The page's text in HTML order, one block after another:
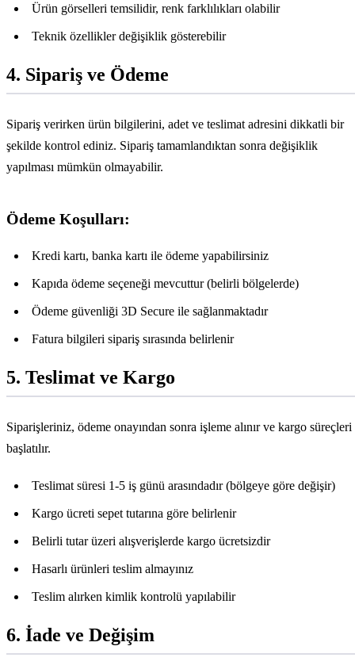
Ürün görselleri temsilidir, renk farklılıkları olabilir
Teknik özellikler değişiklik gösterebilir
4. Sipariş ve Ödeme
Sipariş verirken ürün bilgilerini, adet ve teslimat adresini dikkatli bir
şekilde kontrol ediniz. Sipariş tamamlandıktan sonra değişiklik
yapılması mümkün olmayabilir.
Ödeme Koşulları:
Kredi kartı, banka kartı ile ödeme yapabilirsiniz
Kapıda ödeme seçeneği mevcuttur (belirli bölgelerde)
Ödeme güvenliği 3D Secure ile sağlanmaktadır
Fatura bilgileri sipariş sırasında belirlenir
5. Teslimat ve Kargo
Siparişleriniz, ödeme onayından sonra işleme alınır ve kargo süreçleri
başlatılır.
Teslimat süresi 1-5 iş günü arasındadır (bölgeye göre değişir)
Kargo ücreti sepet tutarına göre belirlenir
Belirli tutar üzeri alışverişlerde kargo ücretsizdir
Hasarlı ürünleri teslim almayınız
Teslim alırken kimlik kontrolü yapılabilir
6. İade ve Değişim